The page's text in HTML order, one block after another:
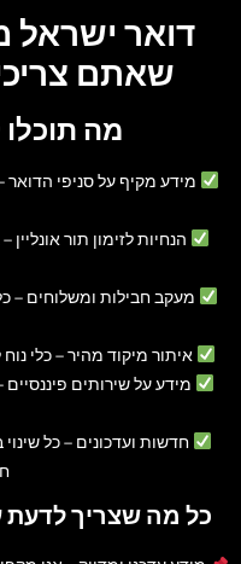
דואר ישראל
שאתם
מה
מידע מקיף על סניפי הדואר
הנחיות לזימון תור אונליין –
מעקב חבילות ומשלוחים –
איתור מיקוד מהיר– כלי
מידע על שירותים פיננסיים
חדשות ועדכונים – כל
כל מה שצריך לדעת